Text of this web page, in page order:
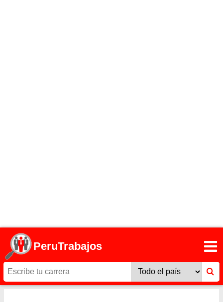
PeruTrabajos